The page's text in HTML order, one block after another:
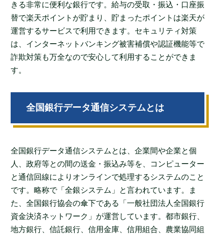
きる非常に便利な銀行です。給与の受取・振込・口座振
替で楽天ポイントが貯まり、貯まったポイントは楽天が
運営するサービスで利用できます。セキュリティ対策
は、インターネットバンキング被害補償や認証機能等で
詐欺対策も万全なので安心して利用することができま
す。
全国銀行データ通信システムとは
全国銀行データ通信システムとは、企業間や企業と個
人、政府等との間の送金・振込み等を、コンピューター
と通信回線によりオンラインで処理するシステムのこと
です。略称で「全銀システム」と言われています。ま
た、全国銀行協会の傘下である「一般社団法人全国銀行
資金決済ネットワーク」が運営しています。都市銀行、
地方銀行、信託銀行、信用金庫、信用組合、農業協同組